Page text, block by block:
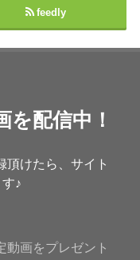
feedly
を配信中！
頂けたら、サイト
♪
動画をプレゼント